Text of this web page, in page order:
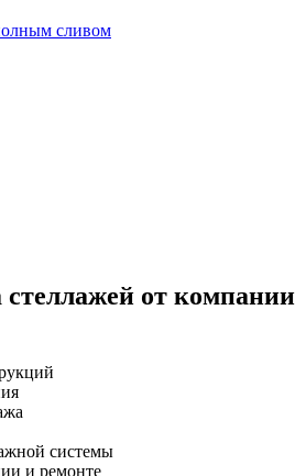
сливом
от компании
системы
и ремонте